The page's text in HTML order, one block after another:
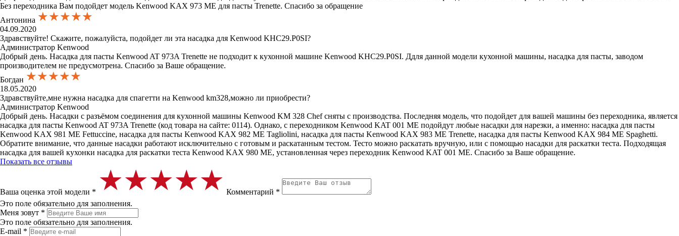
Без переходника Вам подойдет модель Kenwood KAX 973 ME для пасты Trenette. Спасибо за обращение
Антонина ★★★★★
★★★★★
★★★★★
04.09.2020
Здравствуйте! Скажите, пожалуйста, подойдет ли эта насадка для Kenwood KHC29.P0SI?
Администратор Kenwood
Добрый день. Насадка для пасты Kenwood AT 973A Trenette не подходит к кухонной машине Kenwood KHC29.P0SI. Ддля данной модели кухонной машины, насадка для пасты, заводом
производителем не предусмотрена. Спасибо за Ваше обращение.
Богдан ★★★★★
★★★★★
★★★★★
18.05.2020
Здравствуйте,мне нужна насадка для спагетти на Kenwood km328,можно ли приобрести?
Администратор Kenwood
Добрый день. Насадки с разъёмом соединения для кухонной машины Kenwood KM 328 Chef сняты с производства. Последняя модель, что подойдет для вашей машины без переходника, является
насадка для пасты Kenwood AT 973A Trenette (код товара на сайте: 0114). Однако, с переходником Kenwood KAT 001 ME подойдут любые насадки для нарезки, а именно: насадка для пасты
Kenwood KAX 981 ME Fettuccine, насадка для пасты Kenwood KAX 982 ME Tagliolini, насадка для пасты Kenwood KAX 983 ME Trenette, насадка для пасты Kenwood KAX 984 ME Spaghetti.
Обратите внимание, что данные насадки работают исключительно с готовым и раскатанным тестом. Тесто можно раскатать вручную, или с помощью насадки для раскатки теста. Подходящая
насадка для вашей кухонки насадка для раскатки теста Kenwood KAX 980 ME, установленная через переходник Kenwood KAT 001 ME. Спасибо за Ваше обращение.
Показать все отзывы
Ваша оценка этой модели * ★★★★★
★★★★★
★★★★★ Комментарий *
Это поле обязательно для заполнения.
Меня зовут *
Это поле обязательно для заполнения.
E-mail *